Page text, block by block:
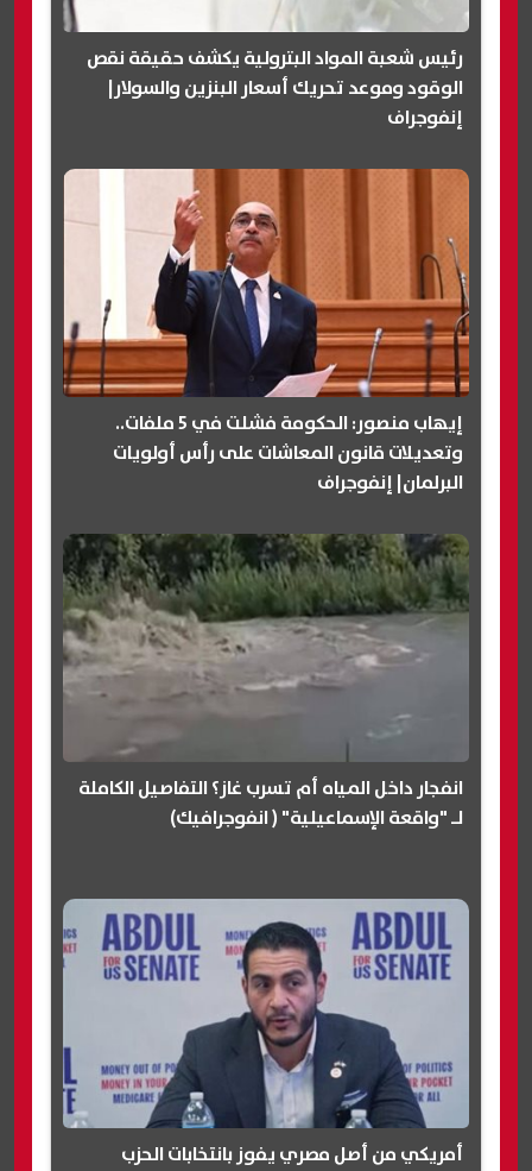
رئيس شعبة المواد البترولية يكشف حقيقة نقص
الوقود وموعد تحريك أسعار البنزين والسولار|
إنفوجراف
إيهاب منصور: الحكومة فشلت في 5 ملفات..
وتعديلات قانون المعاشات على رأس أولويات
البرلمان| إنفوجراف
انفجار داخل المياه أم تسرب غاز؟ التفاصيل الكاملة
لـ "واقعة الإسماعيلية" ( انفوجرافيك)
أمريكي من أصل مصري يفوز بانتخابات الحزب